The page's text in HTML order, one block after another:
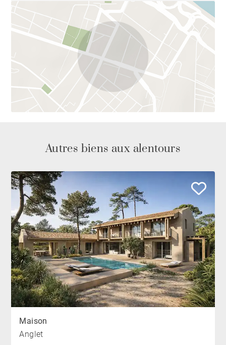
Autres biens aux alentours
Maison
Anglet